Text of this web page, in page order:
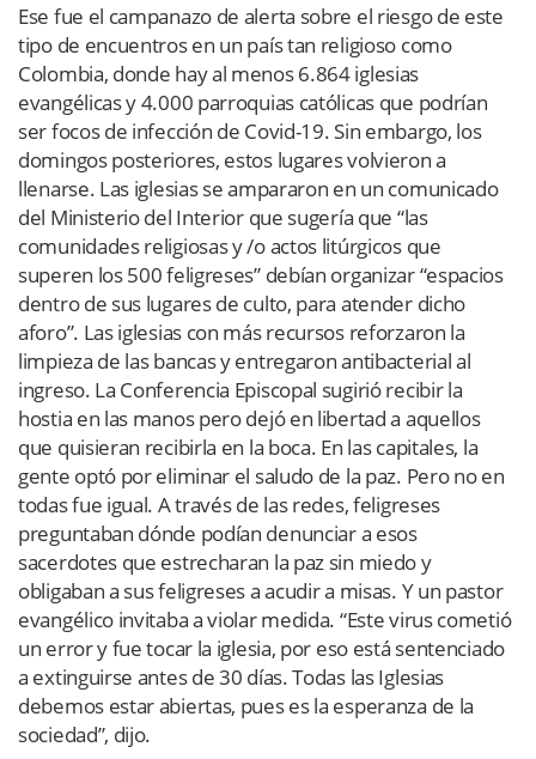
Ese fue el campanazo de alerta sobre el riesgo de este
tipo de encuentros en un país tan religioso como
Colombia, donde hay al menos 6.864 iglesias
evangélicas y 4.000 parroquias católicas que podrían
ser focos de infección de Covid-19. Sin embargo, los
domingos posteriores, estos lugares volvieron a
llenarse. Las iglesias se ampararon en un comunicado
del Ministerio del Interior que sugería que “las
comunidades religiosas y /o actos litúrgicos que
superen los 500 feligreses” debían organizar “espacios
dentro de sus lugares de culto, para atender dicho
aforo”. Las iglesias con más recursos reforzaron la
limpieza de las bancas y entregaron antibacterial al
ingreso. La Conferencia Episcopal sugirió recibir la
hostia en las manos pero dejó en libertad a aquellos
que quisieran recibirla en la boca. En las capitales, la
gente optó por eliminar el saludo de la paz. Pero no en
todas fue igual. A través de las redes, feligreses
preguntaban dónde podían denunciar a esos
sacerdotes que estrecharan la paz sin miedo y
obligaban a sus feligreses a acudir a misas. Y un pastor
evangélico invitaba a violar medida. “Este virus cometió
un error y fue tocar la iglesia, por eso está sentenciado
a extinguirse antes de 30 días. Todas las Iglesias
debemos estar abiertas, pues es la esperanza de la
sociedad”, dijo.